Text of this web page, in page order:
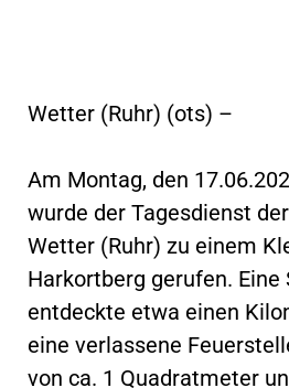
Wetter (Ruhr) (ots) –
Am Montag, den
wurde der Tagesdienst
Wetter (Ruhr) zu einem
Harkortberg gerufen. Eine
entdeckte etwa einen
eine verlassene
von ca. 1 Quadratmeter